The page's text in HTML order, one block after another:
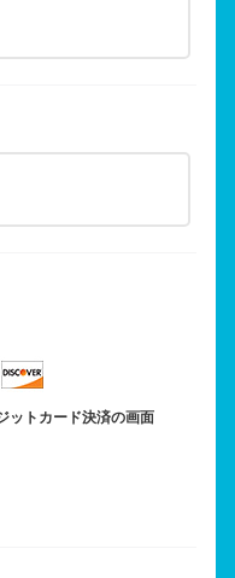
ットカード決済の画面